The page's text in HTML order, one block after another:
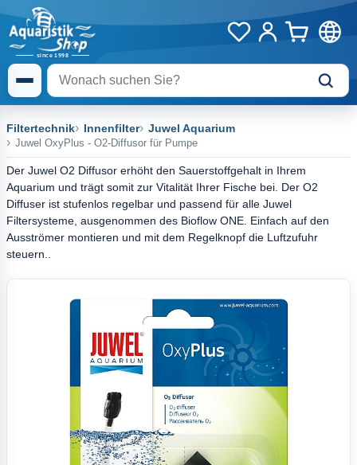
Filtertechnik Innenfilter Juwel Aquarium
Juwel OxyPlus - O2-Diffusor für Pumpe
Der Juwel O2 Diffusor erhöht den Sauerstoffgehalt in Ihrem
Aquarium und trägt somit zur Vitalität Ihrer Fische bei. Der O2
Diffuser ist stufenlos regelbar und passend für alle Juwel
Filtersysteme, ausgenommen des Bioflow ONE. Einfach auf den
Ausströmer montieren und mit dem Regelknopf die Luftzufuhr
steuern..